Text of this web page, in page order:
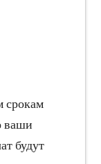
срокам
ваши
будут